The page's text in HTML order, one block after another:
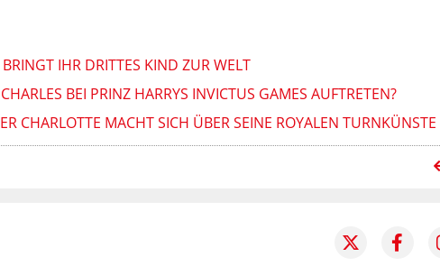
IHR DRITTES KIND ZUR WELT
BEI PRINZ HARRYS INVICTUS GAMES AUFTRETEN?
CHARLOTTE MACHT SICH ÜBER SEINE ROYALEN